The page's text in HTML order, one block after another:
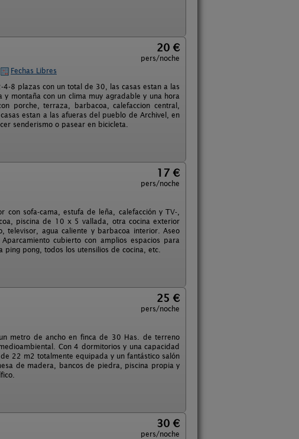
20 €
pers/noche
Fechas Libres
8 plazas con un total de 30, las casas estan a las
montaña con un clima muy agradable y una hora
porche, terraza, barbacoa, calefaccion central,
estan a las afueras del pueblo de Archivel, en
senderismo o pasear en bicicleta.
17 €
pers/noche
sofa-cama, estufa de leña, calefacción y TV-,
piscina de 10 x 5 vallada, otra cocina exterior
televisor, agua caliente y barbacoa interior. Aseo
cubierto con amplios espacios para
pong, todos los utensilios de cocina, etc.
25 €
pers/noche
metro de ancho en finca de 30 Has. de terreno
Con 4 dormitorios y una capacidad
22 m2 totalmente equipada y un fantástico salón
de madera, bancos de piedra, piscina propia y
30 €
pers/noche